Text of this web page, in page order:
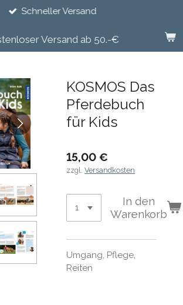
Versand ab 50.-€
Schneller Versand
KOSMOS Das
Pferdebuch
für Kids
15,00 €
zzgl. Versandkosten
In den
Warenkorb
Umgang, Pflege,
Reiten